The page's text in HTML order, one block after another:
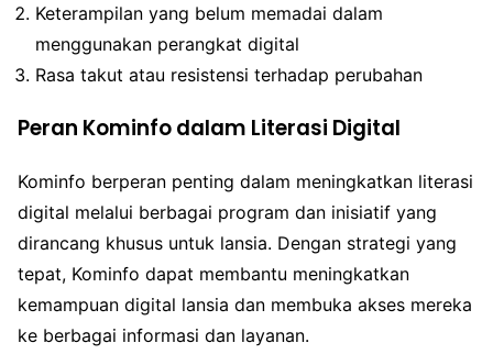
Keterampilan yang belum memadai dalam
menggunakan perangkat digital
Rasa takut atau resistensi terhadap perubahan
Peran Kominfo dalam Literasi Digital
Kominfo berperan penting dalam meningkatkan literasi
digital melalui berbagai program dan inisiatif yang
dirancang khusus untuk lansia. Dengan strategi yang
tepat, Kominfo dapat membantu meningkatkan
kemampuan digital lansia dan membuka akses mereka
ke berbagai informasi dan layanan.